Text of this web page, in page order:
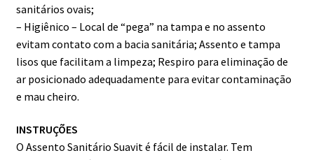
sanitários ovais;
– Higiênico – Local de “pega” na tampa e no assento
evitam contato com a bacia sanitária; Assento e tampa
lisos que facilitam a limpeza; Respiro para eliminação de
ar posicionado adequadamente para evitar contaminação
e mau cheiro.
INSTRUÇÕES
O Assento Sanitário Suavit é fácil de instalar. Tem